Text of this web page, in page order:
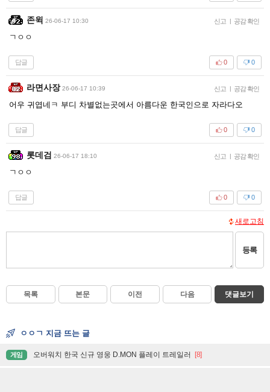
존윅 26-06-17 10:30 신고 | 공감 확인
ㄱㅇㅇ
답글 0
0
라면사장 26-06-17 10:39 신고 | 공감 확인
어우 귀엽네ㅋ 부디 차별없는곳에서 아름다운 한국인으로 자라다오
답글 0
0
롯데검 26-06-17 18:10 신고 | 공감 확인
ㄱㅇㅇ
답글 0
0
새로고침
등록
목록 본문 이전 다음 댓글보기
ㅇㅇㄱ 지금 뜨는 글
게임 오버워치 한국 신규 영웅 D.MON 플레이 트레일러 [8]